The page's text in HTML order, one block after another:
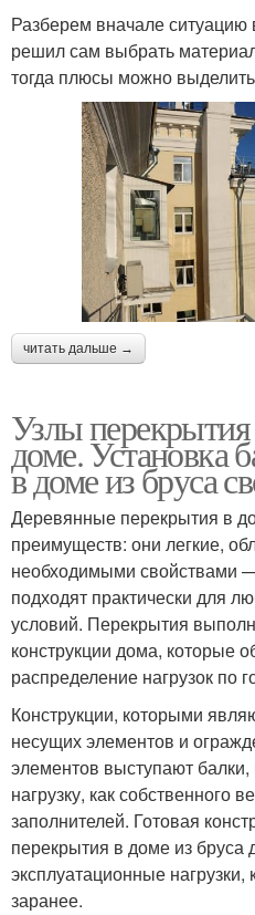
Разберем вначале ситуацию
решил сам выбрать
тогда плюсы можно
читать дальше →
Узлы
доме. Установка
в доме из бруса
Деревянные перекрытия в
преимуществ: они легкие,
необходимыми свойствами
подходят практически для
условий. Перекрытия
конструкции дома, которые
распределение нагрузок по
Конструкции, которыми
несущих элементов и
элементов выступают
нагрузку, как собственного
заполнителей. Готовая
перекрытия в доме из
эксплуатационные
заранее.